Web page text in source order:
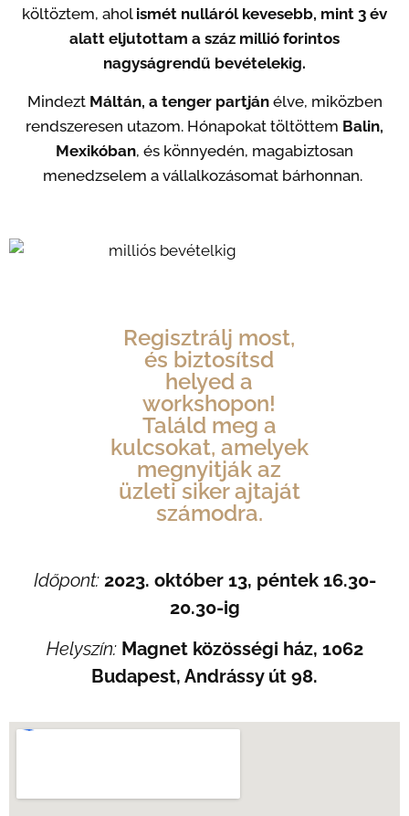
költöztem, ahol ismét nulláról kevesebb, mint 3 év
alatt eljutottam a száz millió forintos
nagyságrendű bevételekig.
Mindezt Máltán, a tenger partján élve, miközben
rendszeresen utazom. Hónapokat töltöttem Balin,
Mexikóban, és könnyedén, magabiztosan
menedzselem a vállalkozásomat bárhonnan.
Regisztrálj most,
és biztosítsd
helyed a
workshopon!
Találd meg a
kulcsokat, amelyek
megnyitják az
üzleti siker ajtaját
számodra.
Időpont: 2023. október 13, péntek 16.30-
20.30-ig
Helyszín: Magnet közösségi ház, 1062
Budapest, Andrássy út 98.